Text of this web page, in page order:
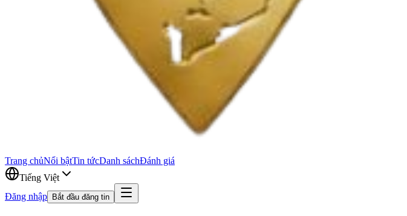
Trang chủNổi bậtTin tứcDanh sáchĐánh giá
Tiếng Việt
Đăng nhập
Bắt đầu đăng tin